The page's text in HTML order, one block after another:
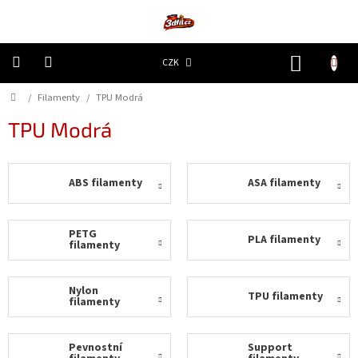
CZK
díly
ceny
Domů
/ Filamenty / TPU Modrá
TPU Modrá
ABS filamenty ASA filamenty
PETG
filamenty PLA filamenty
Nylon
filamenty TPU filamenty
Pevnostní Support